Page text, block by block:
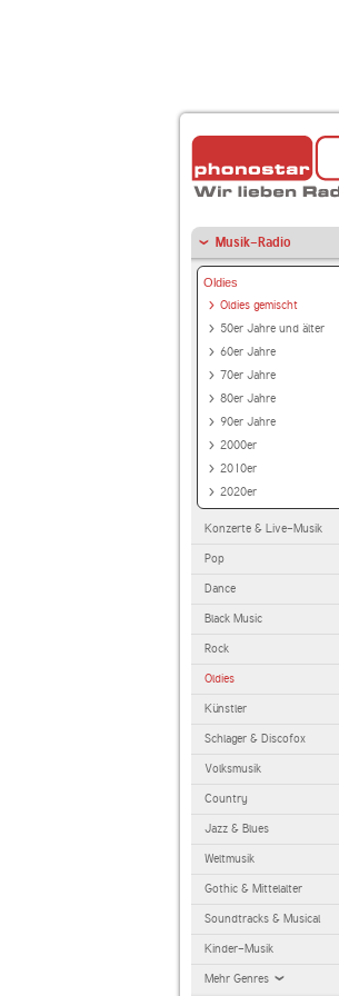
Musik-Radio
Oldies
Oldies gemischt
50er Jahre und älter
60er Jahre
70er Jahre
80er Jahre
90er Jahre
2000er
2010er
2020er
Konzerte & Live-Musik
Pop
Dance
Black Music
Rock
Oldies
Künstler
Schlager & Discofox
Volksmusik
Country
Jazz & Blues
Weltmusik
Gothic & Mittelalter
Soundtracks & Musical
Kinder-Musik
Mehr Genres